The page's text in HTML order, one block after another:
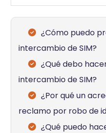
¿Cómo puedo
intercambio de SIM?
¿Qué debo
intercambio de SIM?
¿Por qué un
reclamo por robo de
¿Qué puedo